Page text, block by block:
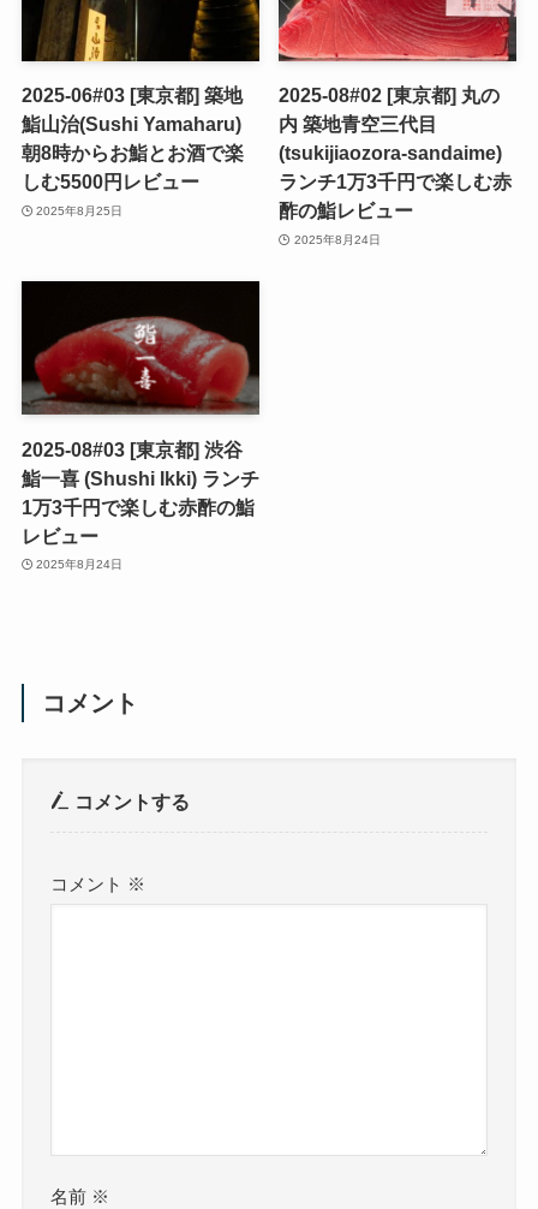
2025-06#03 [東京都] 築地
鮨山治(Sushi Yamaharu)
朝8時からお鮨とお酒で楽
しむ5500円レビュー
2025年8月25日
2025-08#02 [東京都] 丸の
内 築地青空三代目
(tsukijiaozora-sandaime)
ランチ1万3千円で楽しむ赤
酢の鮨レビュー
2025年8月24日
2025-08#03 [東京都] 渋谷
鮨一喜 (Shushi Ikki) ランチ
1万3千円で楽しむ赤酢の鮨
レビュー
2025年8月24日
コメント
コメントする
コメント ※
名前 ※